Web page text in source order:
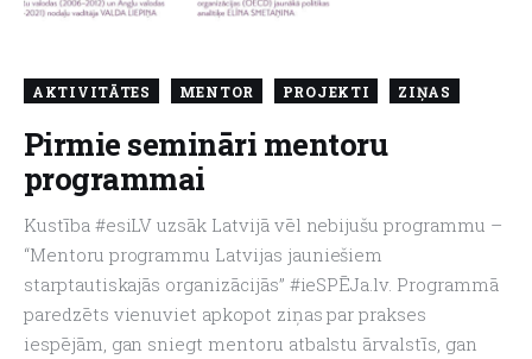
Par mums
Kontakti
About us
AKTIVITĀTES MENTOR PROJEKTI ZIŅAS
Pirmie semināri mentoru
programmai
Kustība #esiLV uzsāk Latvijā vēl nebijušu programmu –
“Mentoru programmu Latvijas jauniešiem
starptautiskajās organizācijās” #ieSPĒJa.lv. Programmā
paredzēts vienuviet apkopot ziņas par prakses
iespējām, gan sniegt mentoru atbalstu ārvalstīs, gan